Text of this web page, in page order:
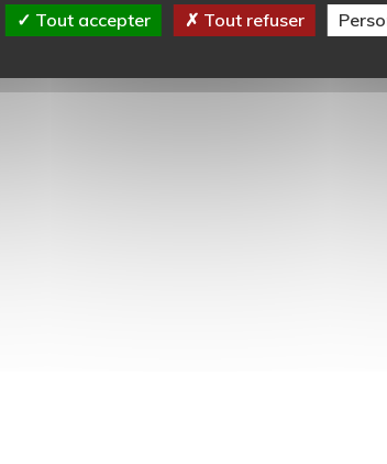
Tout accepter Tout refuser